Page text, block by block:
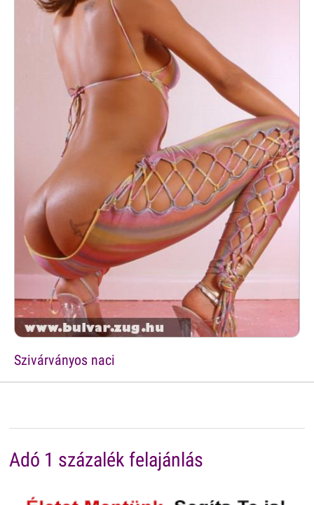
Szivárványos naci
Adó 1 százalék felajánlás